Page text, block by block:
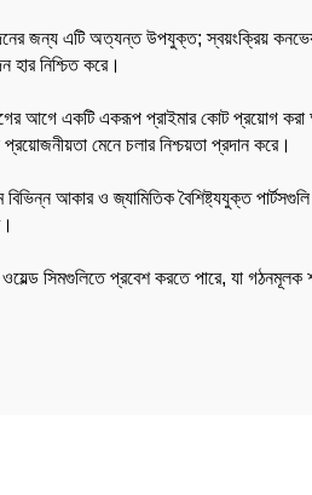
জন্য এটি অত্যন্ত উপযুক্ত; স্বয়ংক্রিয়
হার নিশ্চিত করে।
আগে একটি একরূপ প্রাইমার কোট প্রয়োগ
মেনে চলার নিশ্চয়তা প্রদান করে।
আকার ও জ্যামিতিক বৈশিষ্ট্যযুক্ত
সিমগুলিতে প্রবেশ করতে পারে, যা